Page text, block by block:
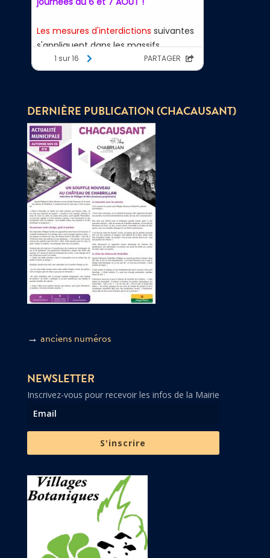
DERNIÈRE PUBLICATION (CHACAUSANT)
→ anciens numéros
NEWSLETTER
Inscrivez-vous pour recevoir les infos de la Mairie
S'inscrire